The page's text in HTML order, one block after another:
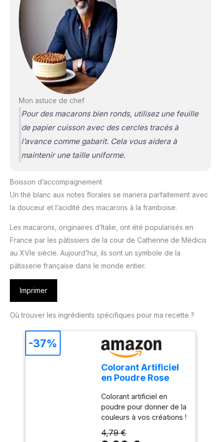
Mon astuce de chef
Pour des macarons bien ronds, utilisez une feuille
de papier cuisson avec des cercles tracés à
l’avance comme gabarit. Cela vous aidera à
maintenir une taille uniforme.
Boisson d’accompagnement
Un thé blanc aux notes florales se mariera parfaitement avec
la douceur et l’acidité des macarons à la framboise.
Les macarons, originaires d’Italie, ont été popularisés en
France par les pâtissiers de la cour de Catherine de Médicis
au XVIe siècle. Aujourd’hui, ils sont un symbole de la
pâtisserie française dans le monde entier.
Imprimer
Où trouver les ingrédients spécifiques pour ma recette ?
Colorant Artificiel
en Poudre Rose
Colorant artificiel en
poudre pour donner de la
couleurs à vos créations !
une pointe de couteau
4,79 €
-37%